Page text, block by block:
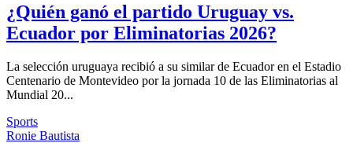
¿Quién ganó el partido Uruguay vs.
Ecuador por Eliminatorias 2026?
La selección uruguaya recibió a su similar de Ecuador en el Estadio
Centenario de Montevideo por la jornada 10 de las Eliminatorias al
Mundial 20...
Sports
Ronie Bautista